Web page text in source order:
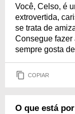
Você, Celso, é
extrovertida,
se trata de
Consegue fazer
sempre gosta
COPIAR
O que está